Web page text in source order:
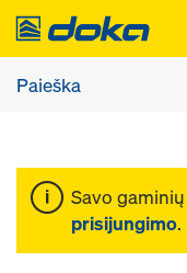
Savo
prisijungimo.